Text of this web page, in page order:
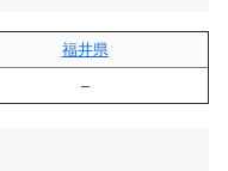
福井県
–